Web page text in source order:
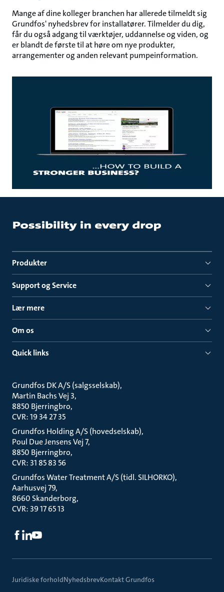
Mange af dine kolleger branchen har allerede tilmeldt sig
Grundfos' nyhedsbrev for installatører. Tilmelder du dig,
får du også adgang til værktøjer, uddannelse og viden, og
er blandt de første til at høre om nye produkter,
arrangementer og anden relevant pumpeinformation.
Produkter
Support og Service
Lær mere
Om os
Quick links
Grundfos DK A/S (salgsselskab)
Martin Bachs Vej 3
8850 Bjerringbro
CVR: 19 34 27 35
Grundfos Holding A/S (hovedselskab)
Poul Due Jensens Vej 7
8850 Bjerringbro
CVR: 31 85 83 56
Grundfos Water Treatment A/S (tidl. SILHORKO)
Aarhusvej 79
8660 Skanderborg
CVR: 39 17 65 13
Juridiske forholdNyhedsbrevKontakt Grundfos